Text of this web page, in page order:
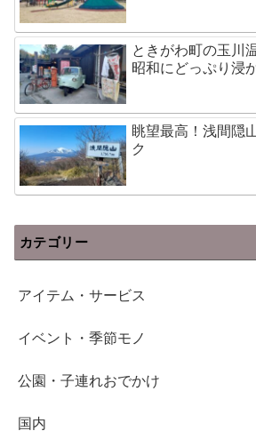
ときがわ町の玉川
昭和にどっぷり浸
眺望最高！浅間隠
ク
カテゴリー
アイテム・サービス
イベント・季節モノ
公園・子連れおでかけ
国内